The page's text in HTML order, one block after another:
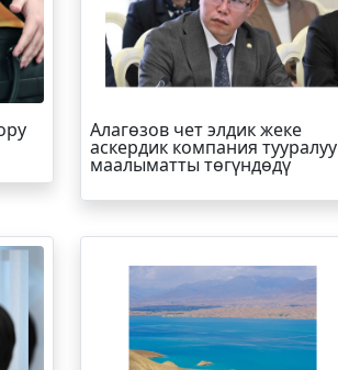
Алагөзов чет элдик жеке
аскердик компания тууралуу
маалыматты төгүндөдү